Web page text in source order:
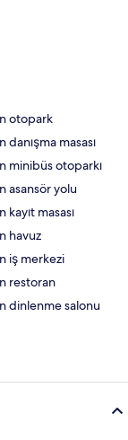
otopark
masası
minibüs otoparkı
asansör yolu
masası
havuz
iş merkezi
restoran
dinlenme salonu